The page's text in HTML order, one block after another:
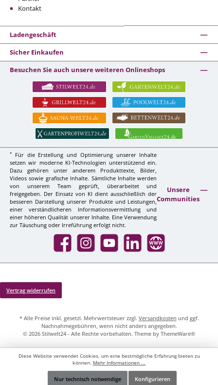
Kontakt
Ladengeschäft
Sicher Einkaufen
Besuchen Sie auch unsere weiteren Onlineshops
*
Für die Erstellung und Optimierung unserer Inhalte
setzen wir moderne KI-Technologien unterstützend ein.
Dazu gehören unter anderem Produkttexte, Bilder,
Videos sowie grafische Inhalte. Sämtliche Inhalte werden
von unserem Team geprüft, überarbeitet und
freigegeben. Der Einsatz von KI dient ausschließlich der
besseren Darstellung unserer Produkte und Leistungen,
einer verständlicheren Informationsvermittlung und
einer höheren Qualität unserer Inhalte. Eine Verwendung
zur Täuschung oder Irreführung erfolgt nicht.
Unsere
Communities
Facebook InstagramYouTube LinkedIn Website
Vertrag widerrufen
* Alle Preise inkl. gesetzl. Mehrwertsteuer zzgl. Versandkosten und ggf.
Nachnahmegebühren, wenn nicht anders angegeben.
© 2026 Stilwelt24 - Alle Rechte vorbehalten. Theme by ThemeWare®
Diese Website verwendet Cookies, um eine bestmögliche Erfahrung bieten zu
können. Mehr Informationen ...
Nur technisch notwendige Konfigurieren